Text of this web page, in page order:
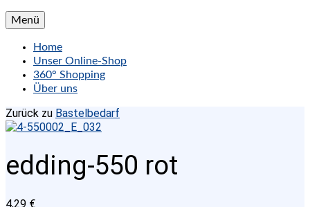
Menü
Home
Unser Online-Shop
360° Shopping
Über uns
Zurück zu Bastelbedarf
edding-550 rot
4,29 €